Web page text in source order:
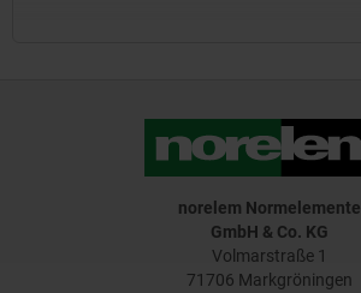
norelem Normelemente
GmbH & Co. KG
Volmarstraße 1
71706 Markgröningen